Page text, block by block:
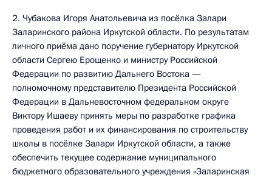
2. Чубакова Игоря Анатольевича из посёлка Залари
Заларинского района Иркутской области. По результатам
личного приёма дано поручение губернатору Иркутской
области Сергею Ерощенко и министру Российской
Федерации по развитию Дальнего Востока —
полномочному представителю Президента Российской
Федерации в Дальневосточном федеральном округе
Виктору Ишаеву принять меры по разработке графика
проведения работ и их финансирования по строительству
школы в посёлке Залари Иркутской области, а также
обеспечить текущее содержание муниципального
бюджетного образовательного учреждения «Заларинская